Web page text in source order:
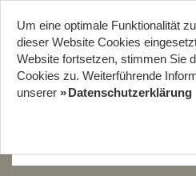
SUCHERGEBNISSE
Um eine optimale Funktionalität
dieser Website Cookies
Website fort­setzen, stimmen Sie
Cookies zu. Weiterführende
unserer
Datenschutzerklärung